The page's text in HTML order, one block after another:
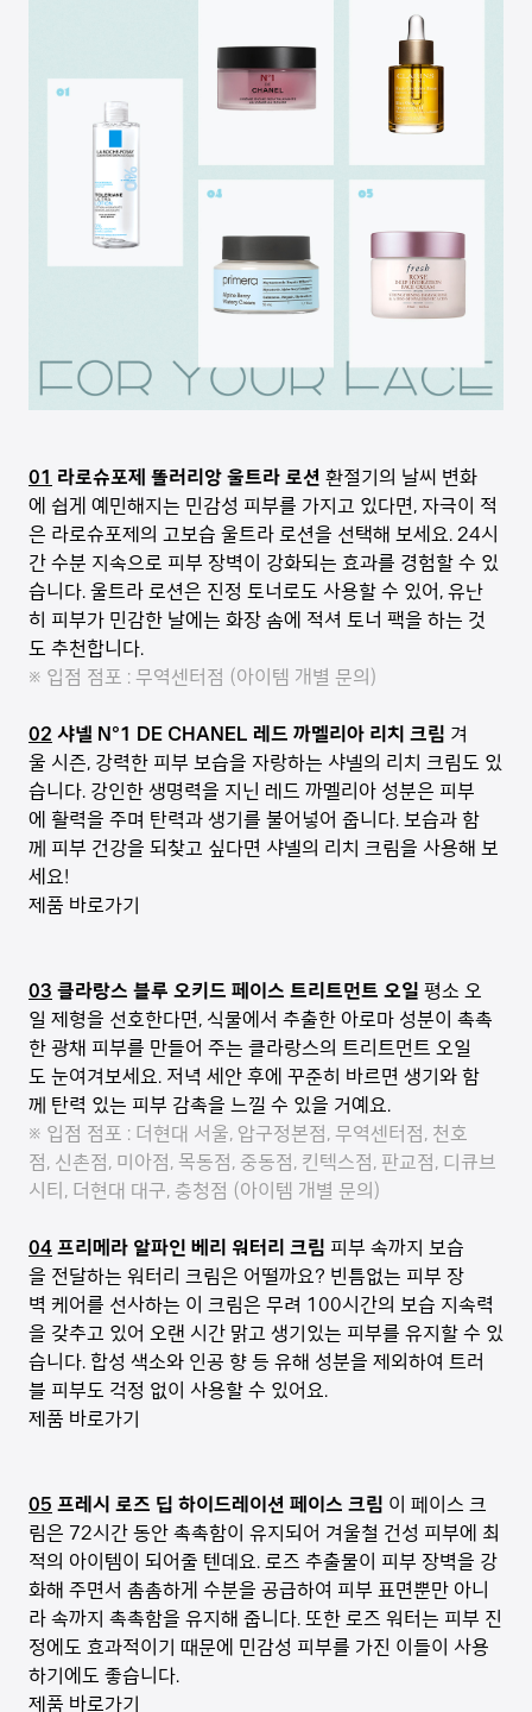
01 라로슈포제 똘러리앙 울트라 로션 환절기의 날씨 변화
에 쉽게 예민해지는 민감성 피부를 가지고 있다면, 자극이 적
은 라로슈포제의 고보습 울트라 로션을 선택해 보세요. 24시
간 수분 지속으로 피부 장벽이 강화되는 효과를 경험할 수 있
습니다. 울트라 로션은 진정 토너로도 사용할 수 있어, 유난
히 피부가 민감한 날에는 화장 솜에 적셔 토너 팩을 하는 것
도 추천합니다.
※ 입점 점포 : 무역센터점 (아이템 개별 문의)
02 샤넬 N°1 DE CHANEL 레드 까멜리아 리치 크림 겨
울 시즌, 강력한 피부 보습을 자랑하는 샤넬의 리치 크림도 있
습니다. 강인한 생명력을 지닌 레드 까멜리아 성분은 피부
에 활력을 주며 탄력과 생기를 불어넣어 줍니다. 보습과 함
께 피부 건강을 되찾고 싶다면 샤넬의 리치 크림을 사용해 보
세요!
제품 바로가기
03 클라랑스 블루 오키드 페이스 트리트먼트 오일 평소 오
일 제형을 선호한다면, 식물에서 추출한 아로마 성분이 촉촉
한 광채 피부를 만들어 주는 클라랑스의 트리트먼트 오일
도 눈여겨보세요. 저녁 세안 후에 꾸준히 바르면 생기와 함
께 탄력 있는 피부 감촉을 느낄 수 있을 거예요.
※ 입점 점포 : 더현대 서울, 압구정본점, 무역센터점, 천호
점, 신촌점, 미아점, 목동점, 중동점, 킨텍스점, 판교점, 디큐브
시티, 더현대 대구, 충청점 (아이템 개별 문의)
04 프리메라 알파인 베리 워터리 크림 피부 속까지 보습
을 전달하는 워터리 크림은 어떨까요? 빈틈없는 피부 장
벽 케어를 선사하는 이 크림은 무려 100시간의 보습 지속력
을 갖추고 있어 오랜 시간 맑고 생기있는 피부를 유지할 수 있
습니다. 합성 색소와 인공 향 등 유해 성분을 제외하여 트러
블 피부도 걱정 없이 사용할 수 있어요.
제품 바로가기
05 프레시 로즈 딥 하이드레이션 페이스 크림 이 페이스 크
림은 72시간 동안 촉촉함이 유지되어 겨울철 건성 피부에 최
적의 아이템이 되어줄 텐데요. 로즈 추출물이 피부 장벽을 강
화해 주면서 촘촘하게 수분을 공급하여 피부 표면뿐만 아니
라 속까지 촉촉함을 유지해 줍니다. 또한 로즈 워터는 피부 진
정에도 효과적이기 때문에 민감성 피부를 가진 이들이 사용
하기에도 좋습니다.
제품 바로가기